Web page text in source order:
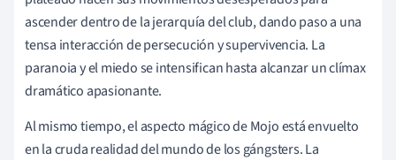
ascender dentro de la jerarquía del club, dando paso a una
tensa interacción de persecución y supervivencia. La
paranoia y el miedo se intensifican hasta alcanzar un clímax
dramático apasionante.
Al mismo tiempo, el aspecto mágico de Mojo está envuelto
en la cruda realidad del mundo de los gángsters. La